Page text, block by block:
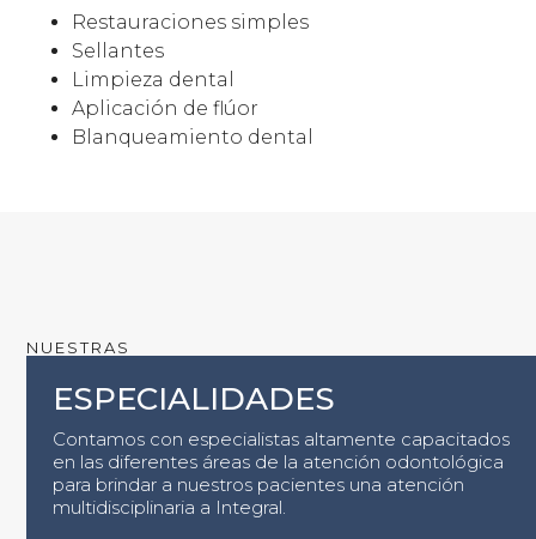
Restauraciones simples
Sellantes
Limpieza dental
Aplicación de flúor
Blanqueamiento dental
NUESTRAS
ESPECIALIDADES
Contamos con especialistas altamente capacitados
en las diferentes áreas de la atención odontológica
para brindar a nuestros pacientes una atención
multidisciplinaria a Integral.